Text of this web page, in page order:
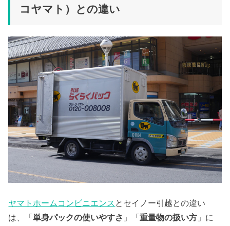
コヤマト）との違い
ヤマトホームコンビニエンス とセイノー引越との違い
は、「単身パックの使いやすさ 」「重量物の扱い方 」に